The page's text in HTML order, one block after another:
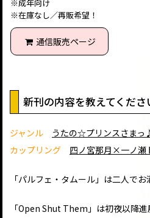
※成年向け
※在庫なし／再販希望！
通信販売ページ
新刊の内容を教えてくださ
ジャンル
うたの☆プリンスさまっ
カップリング
四ノ宮那月×一ノ瀬
「パルフェ・タムール」は二人でお
「Open Shut Them」は初夜以降